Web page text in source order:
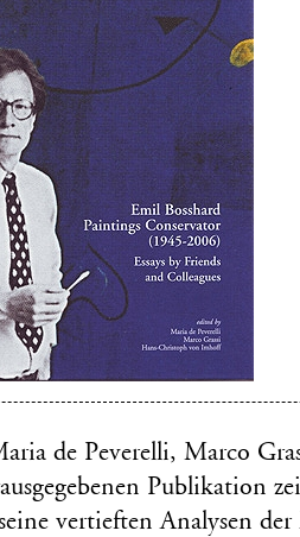
de Peverelli, Marco
Publikation
vertieften Analysen